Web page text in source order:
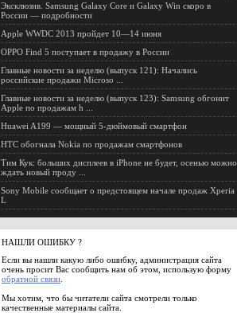
Эксклюзив. Samsung Galaxy Core и Galaxy Win скоро в
России — подробности
Apple WWDC 2013 пройдет 10—14 июня
OPPO Find 5 поступает в продажу в России
Главные новости за неделю (выпуск 121): Начались
российские продажи Microso ...
Главные новости за неделю (выпуск 123): Samsung обгонит
Apple по продажам h ...
Huawei A199 — мощный 5-дюймовый смартфон
HTC обогнала Nokia по продажам смартфонов
Тим Кук: больших дисплеев в iPhone не будет, осенью можно
ждать новый проду ...
Sony Mobile сообщает о предстоящем начале продаж Xperia
L
НАШЛИ ОШИБКУ ?
Если вы нашли какую либо ошибку, администрация сайта
очень просит Вас сообщить нам об этом, использую форму
обратной связи
Мы хотим, что бы читатели сайта смотрели только
качественные материалы сайта.